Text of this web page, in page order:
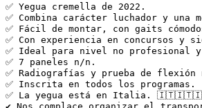
✅ Yegua cremella de 2022.
✅ Combina carácter luchador y
✅ Fácil de montar, con gaits
✅ Con experiencia en concursos y
✅ Ideal para nivel no
✅ 7 paneles n/n.
✅ Radiografías y prueba de
✅ Inscrita en todos los programas.
✅ La yegua está en Italia.